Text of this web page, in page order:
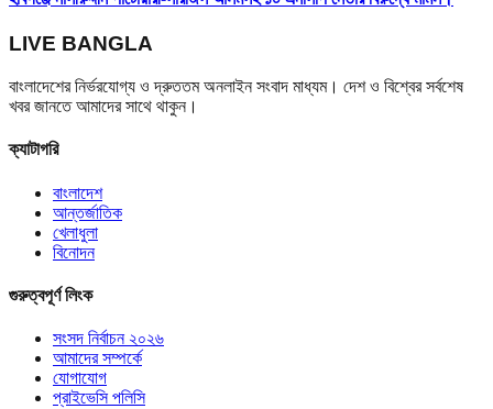
LIVE BANGLA
বাংলাদেশের নির্ভরযোগ্য ও দ্রুততম অনলাইন সংবাদ মাধ্যম। দেশ ও বিশ্বের সর্বশেষ
খবর জানতে আমাদের সাথে থাকুন।
ক্যাটাগরি
বাংলাদেশ
আন্তর্জাতিক
খেলাধুলা
বিনোদন
গুরুত্বপূর্ণ লিংক
সংসদ নির্বাচন ২০২৬
আমাদের সম্পর্কে
যোগাযোগ
প্রাইভেসি পলিসি